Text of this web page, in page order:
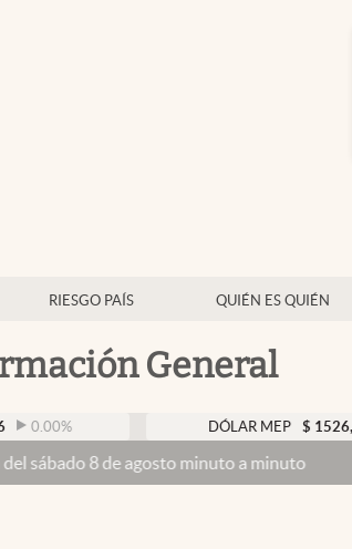
RIESGO PAÍS QUIÉN ES QUIÉN
General
DÓLAR MEP $ 1526,03
de agosto minuto a minuto